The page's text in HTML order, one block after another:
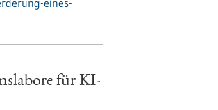
eines-
für KI-